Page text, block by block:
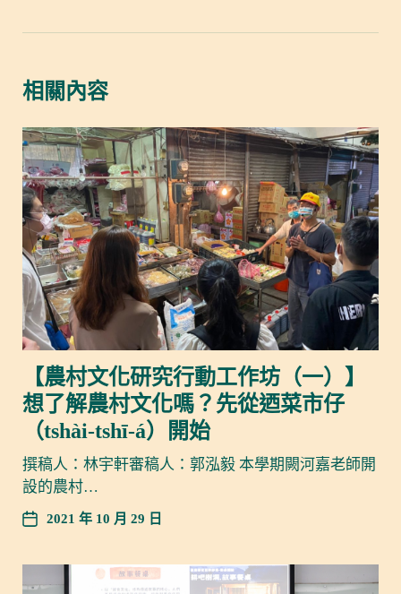
相關內容
【農村文化研究行動工作坊（一）】
想了解農村文化嗎？先從迺菜市仔
（tshài-tshī-á）開始
撰稿人：林宇軒審稿人：郭泓毅 本學期闕河嘉老師開
設的農村…
2021 年 10 月 29 日